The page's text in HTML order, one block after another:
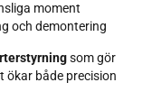
moment
och demontering
som gör
ökar både precision